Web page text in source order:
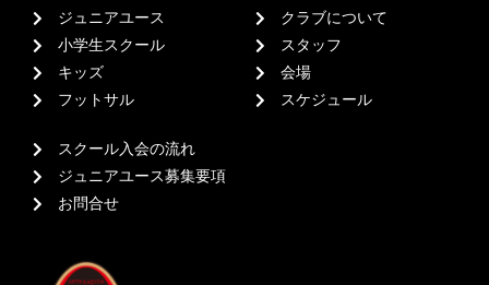
ジュニアユース
小学生スクール
キッズ
フットサル
クラブについて
スタッフ
会場
スケジュール
スクール入会の流れ
ジュニアユース募集要項
お問合せ